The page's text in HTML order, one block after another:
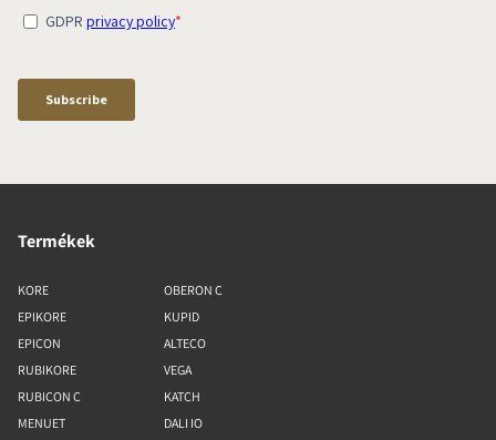
Termékek
KORE
EPIKORE
EPICON
RUBIKORE
RUBICON C
MENUET
OBERON C
KUPID
ALTECO
VEGA
KATCH
DALI IO